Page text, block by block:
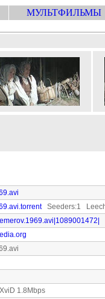
МУЛЬТФИЛЬМЫ
Seeders:1
1.8Mbps